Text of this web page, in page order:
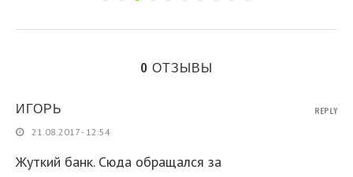
0 ОТЗЫВЫ
ИГОРЬ
21.08.2017 - 12:54
Жуткий банк. Сюда обращался за
REPLY